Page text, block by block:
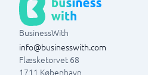
BusinessWith
info@businesswith.com
Flæsketorvet 68
1711 København